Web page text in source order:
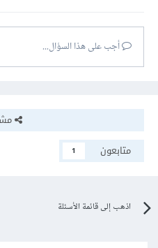
أجب على هذا السؤال...
متابعون
1
اذهب إلى قائمة الأسئلة